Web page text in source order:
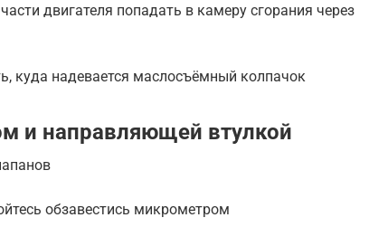
двигателя попадать в камеру сгорания через
куда надевается маслосъёмный колпачок
и направляющей втулкой
обзавестись микрометром